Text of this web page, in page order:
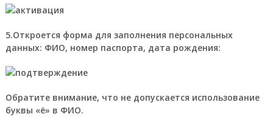
5.Откроется форма для заполнения персональных
данных: ФИО, номер паспорта, дата рождения:
Обратите внимание, что не допускается использование
буквы «ё» в ФИО.